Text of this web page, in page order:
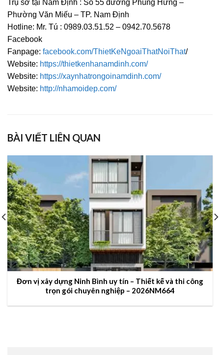
Trụ sở tại Nam Định : Số 55 đường Phùng Hưng –
Phường Văn Miếu – TP. Nam Định
Hotline: Mr. Tú : 0989.03.51.52 – 0942.70.5678
Facebook
Fanpage: facebook.com/ThietKeNgoaiThatNoiThat/
Website: https://thietkenhanamdinh.com/
Website: https://xaynhatrongoinamdinh.com/
Website: http://nhamoidep.com/
BÀI VIẾT LIÊN QUAN
Đơn vị xây dựng Ninh Bình uy tín – Thiết kế và thi công
trọn gói chuyên nghiệp – 2026NM664